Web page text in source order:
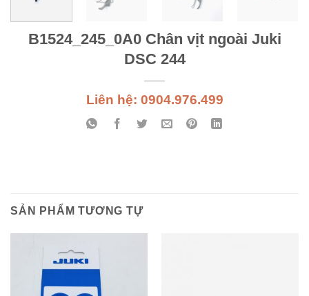
B1524_245_0A0 Chân vịt ngoài Juki
DSC 244
Liên hệ: 0904.976.499
SẢN PHẨM TƯƠNG TỰ